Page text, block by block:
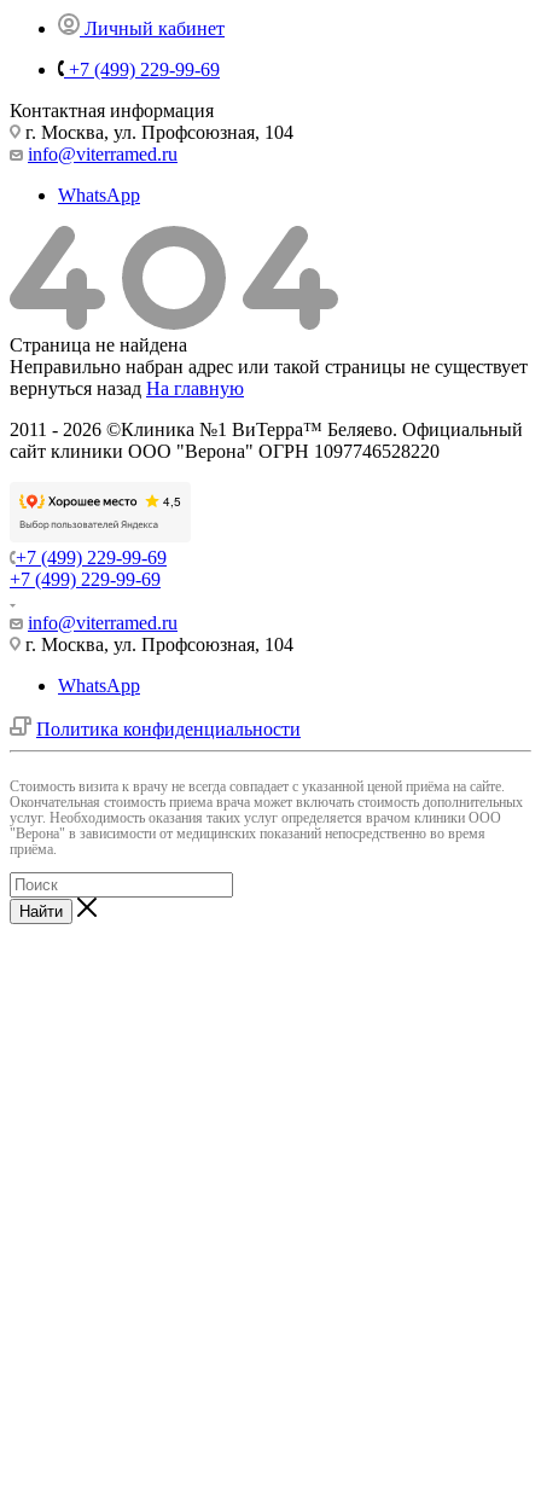
Личный кабинет
+7 (499) 229-99-69
Контактная информация
г. Москва, ул. Профсоюзная, 104
info@viterramed.ru
WhatsApp
Страница не найдена
Неправильно набран адрес или такой страницы не существует
вернуться назад На главную
2011 - 2026 ©Клиника №1 ВиТерра™ Беляево. Официальный
сайт клиники ООО "Верона" ОГРН 1097746528220
+7 (499) 229-99-69
+7 (499) 229-99-69
info@viterramed.ru
г. Москва, ул. Профсоюзная, 104
WhatsApp
Политика конфиденциальности
Cтоимость визита к врачу не всегда совпадает с указанной ценой приёма на сайте.
Окончательная стоимость приема врача может включать стоимость дополнительных
услуг. Необходимость оказания таких услуг определяется врачом клиники ООО
"Верона" в зависимости от медицинских показаний непосредственно во время
приёма.
Найти